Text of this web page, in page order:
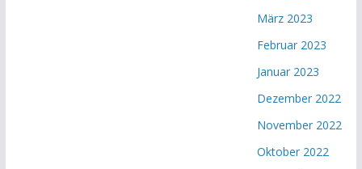
März 2023
Februar 2023
Januar 2023
Dezember 2022
November 2022
Oktober 2022